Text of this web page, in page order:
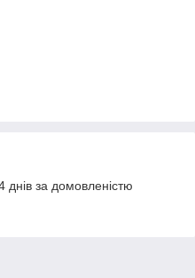
за домовленістю